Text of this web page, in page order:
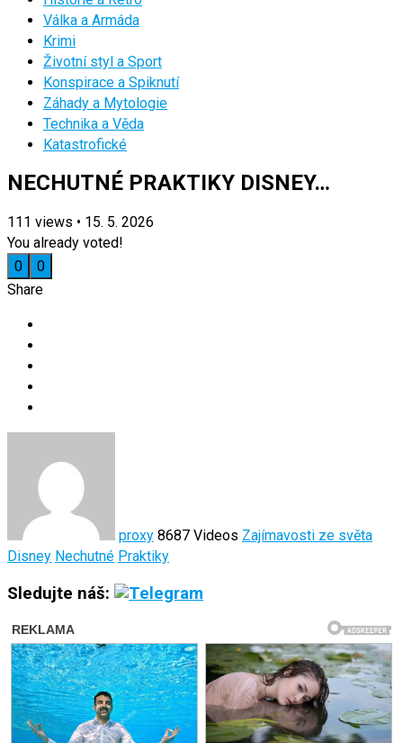
Válka a Armáda
Krimi
Životní styl a Sport
Konspirace a Spiknutí
Záhady a Mytologie
Technika a Věda
Katastrofické
NECHUTNÉ PRAKTIKY DISNEY…
111 views • 15. 5. 2026
You already voted!
0
0
Share
proxy 8687 Videos Zajímavosti ze světa
Disney Nechutné Praktiky
Sledujte náš: